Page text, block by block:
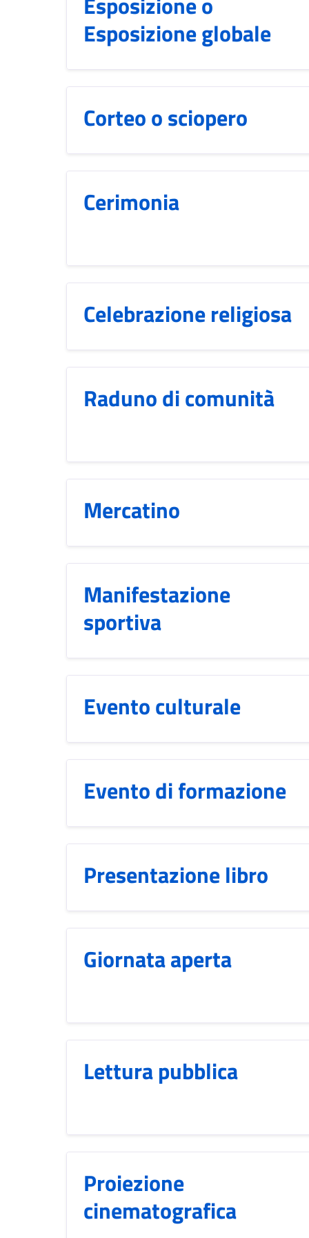
Esposizione globale
Corteo o sciopero
Cerimonia
Celebrazione religiosa
Raduno di comunità
Mercatino
Manifestazione
sportiva
Evento culturale
Evento di formazione
Presentazione libro
Giornata aperta
Lettura pubblica
Proiezione
cinematografica